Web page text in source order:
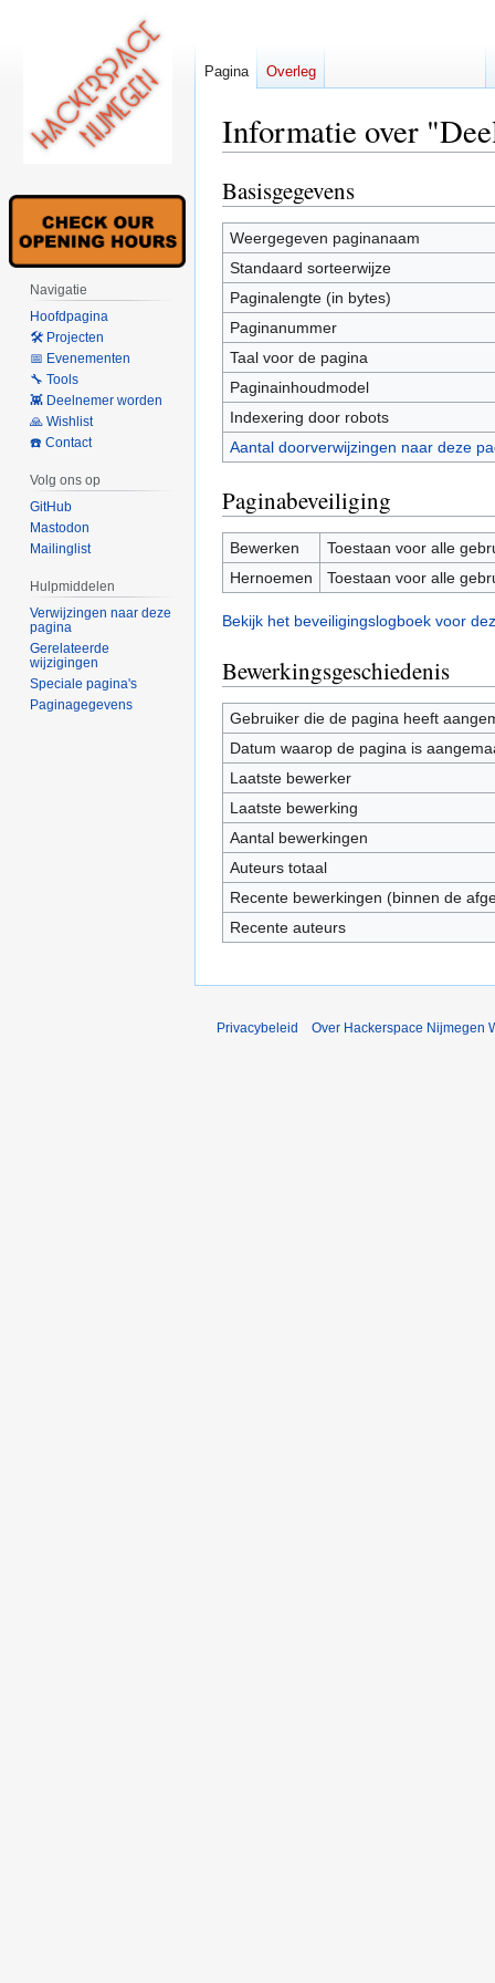
Informatie over
Naar
navigatie
springen
Naar
zoeken
springen
Basisgegevens
Weergegeven paginanaam
Standaard sorteerwijze
Paginalengte (in bytes)
Paginanummer
Taal voor de pagina
Paginainhoudmodel
Indexering door robots
Aantal doorverwijzingen naar deze
Paginabeveiliging
Bewerken
Toestaan voor alle
Hernoemen
Toestaan voor alle
Bekijk het beveiligingslogboek voor
Bewerkingsgeschiedenis
Gebruiker die de pagina heeft
Datum waarop de pagina is
Laatste bewerker
Laatste bewerking
Aantal bewerkingen
Auteurs totaal
Recente bewerkingen (binnen de
Recente auteurs
Pagina Overleg
Navigatie
Hoofdpagina
🛠 Projecten
📅 Evenementen
🔧 Tools
👾 Deelnemer worden
🙏 Wishlist
☎️ Contact
Volg ons op
GitHub
Mastodon
Mailinglist
Hulpmiddelen
Verwijzingen naar deze
pagina
Gerelateerde
wijzigingen
Speciale pagina's
Paginagegevens
Privacybeleid Over Hackerspace Nijmegen